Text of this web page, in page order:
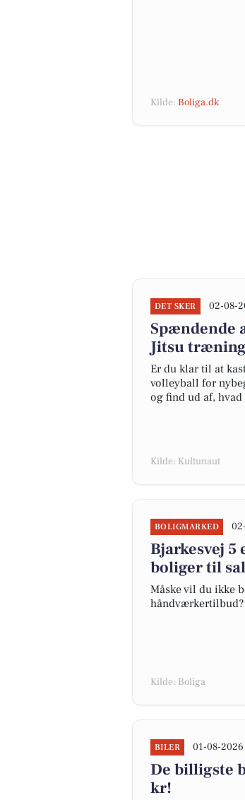
Kilde: Boliga.dk
DET SKER 02-08-
Spændende
Jitsu
Er du klar til at
volleyball for
og find ud af,
Kilde: Kultunaut
BOLIGMARKED
Bjarkesvej 5
boliger til
Måske vil du ikke
Kilde: Boliga
BILER 01-08-
De billigste
kr!